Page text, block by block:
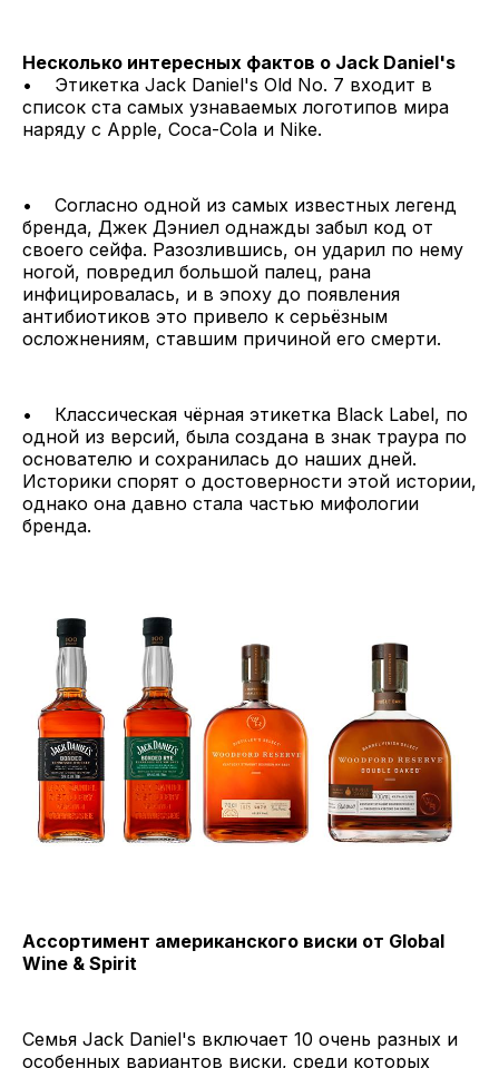
Несколько интересных фактов о Jack Daniel's
• Этикетка Jack Daniel's Old No. 7 входит в
список ста самых узнаваемых логотипов мира
наряду с Apple, Coca-Cola и Nike.
• Согласно одной из самых известных легенд
бренда, Джек Дэниел однажды забыл код от
своего сейфа. Разозлившись, он ударил по нему
ногой, повредил большой палец, рана
инфицировалась, и в эпоху до появления
антибиотиков это привело к серьёзным
осложнениям, ставшим причиной его смерти.
• Классическая чёрная этикетка Black Label, по
одной из версий, была создана в знак траура по
основателю и сохранилась до наших дней.
Историки спорят о достоверности этой истории,
однако она давно стала частью мифологии
бренда.
Ассортимент американского виски от Global
Wine & Spirit
Семья Jack Daniel's включает 10 очень разных и
особенных вариантов виски, среди которых